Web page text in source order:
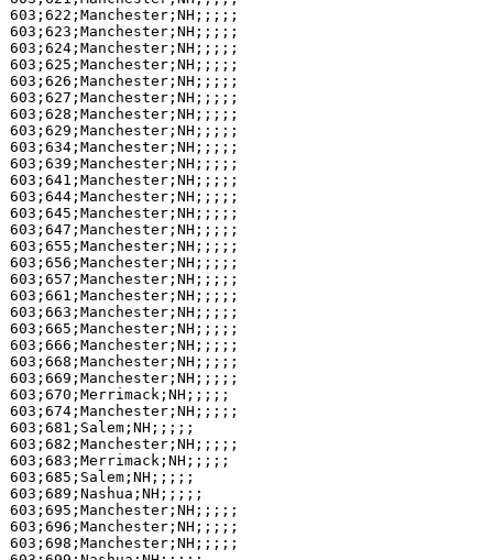
603;622;Manchester;NH;;;;;
603;623;Manchester;NH;;;;;
603;624;Manchester;NH;;;;;
603;625;Manchester;NH;;;;;
603;626;Manchester;NH;;;;;
603;627;Manchester;NH;;;;;
603;628;Manchester;NH;;;;;
603;629;Manchester;NH;;;;;
603;634;Manchester;NH;;;;;
603;639;Manchester;NH;;;;;
603;641;Manchester;NH;;;;;
603;644;Manchester;NH;;;;;
603;645;Manchester;NH;;;;;
603;647;Manchester;NH;;;;;
603;655;Manchester;NH;;;;;
603;656;Manchester;NH;;;;;
603;657;Manchester;NH;;;;;
603;661;Manchester;NH;;;;;
603;663;Manchester;NH;;;;;
603;665;Manchester;NH;;;;;
603;666;Manchester;NH;;;;;
603;668;Manchester;NH;;;;;
603;669;Manchester;NH;;;;;
603;670;Merrimack;NH;;;;;
603;674;Manchester;NH;;;;;
603;681;Salem;NH;;;;;
603;682;Manchester;NH;;;;;
603;683;Merrimack;NH;;;;;
603;685;Salem;NH;;;;;
603;689;Nashua;NH;;;;;
603;695;Manchester;NH;;;;;
603;696;Manchester;NH;;;;;
603;698;Manchester;NH;;;;;